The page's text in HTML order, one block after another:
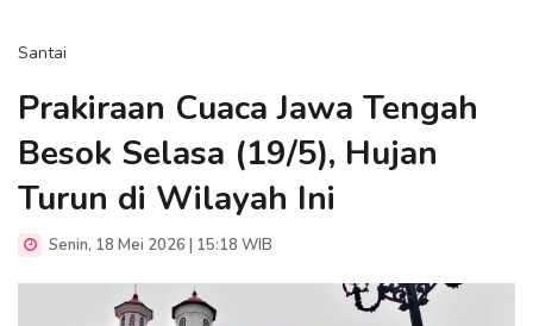
Santai
Prakiraan Cuaca Jawa Tengah
Besok Selasa (19/5), Hujan
Turun di Wilayah Ini
Senin, 18 Mei 2026 | 15:18 WIB